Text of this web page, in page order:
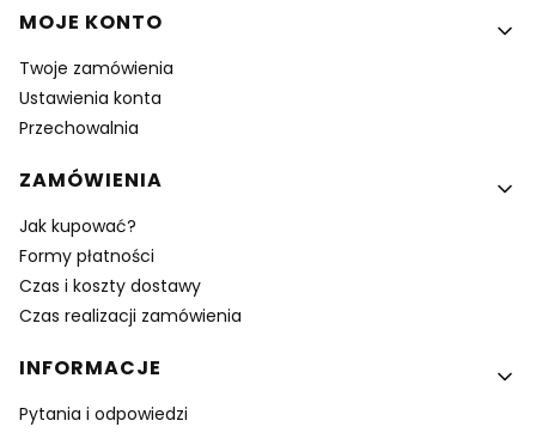
MOJE KONTO
Twoje zamówienia
Ustawienia konta
Przechowalnia
ZAMÓWIENIA
Jak kupować?
Formy płatności
Czas i koszty dostawy
Czas realizacji zamówienia
INFORMACJE
Pytania i odpowiedzi